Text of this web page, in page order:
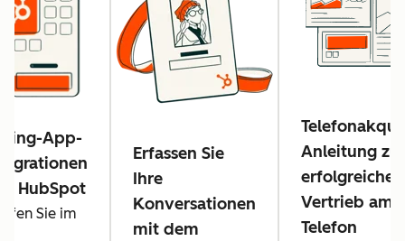
App-
HubSpot
Sie im
Erfassen Sie
Ihre
Konversationen
mit dem
Anleitung
erfolgreichen
Vertrieb am
Telefon